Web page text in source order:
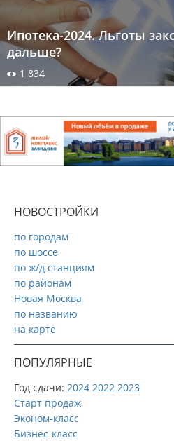
Ипотека-2024. Льготы
дальше?
1 834
НОВОСТРОЙКИ
по городам
по шоссе
по ж/д станциям
по районам
Новая Москва
по названию
на карте
ПОПУЛЯРНЫЕ
Год сдачи: 2024 2022 2023
Старт продаж
Эконом-класс
Бизнес-класс